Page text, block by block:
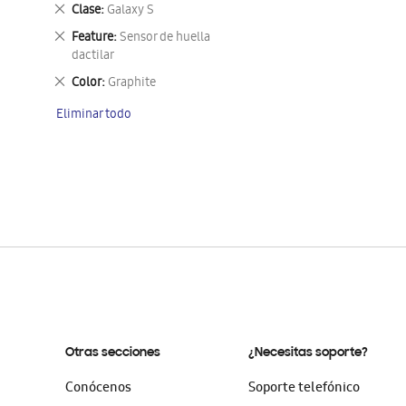
artículo
Clase Galaxy S
Eliminar
este
artículo
Feature Sensor de huella
dactilar
Eliminar
este
artículo
Color Graphite
Eliminar
artículo
Eliminar todo
Otras secciones
Conócenos
¿Necesitas soporte?
Soporte telefónico